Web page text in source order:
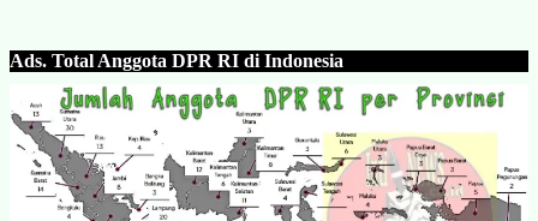
Ads. Total Anggota DPR RI di Indonesia